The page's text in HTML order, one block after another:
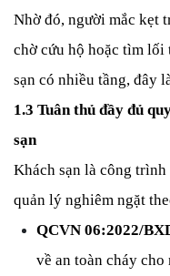
Nhờ đó, người mắc kẹt
chờ cứu hộ hoặc tìm lối
sạn có nhiều tầng, đây
1.3 Tuân thủ đầy đủ
sạn
Khách sạn là công
quản lý nghiêm ngặt
QCVN 06:2022/
về an toàn cháy